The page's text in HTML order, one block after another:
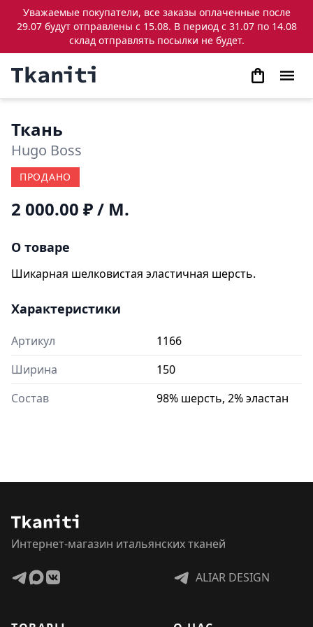
Уважаемые покупатели, все заказы оплаченные после
29.07 будут отправлены с 15.08. В период с 31.07 по 14.08
склад отправлять посылки не будет.
Ткань
Hugo Boss
ПРОДАНО
2 000.00 ₽/ М.
О товаре
Шикарная шелковистая эластичная шерсть.
Характеристики
Артикул
1166
Ширина
150
Состав
98% шерсть, 2% эластан
Интернет-магазин итальянских тканей
ALIAR DESIGN